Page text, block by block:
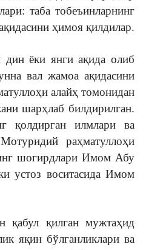
таба тобеъинларнинг
ҳимоя қилдилар.
ёки янги ақида олиб
вал жамоа ақидасини
алайҳ томонидан
шарҳлаб билдирилган.
қолдирган илмлари ва
раҳматуллоҳи
шогирдлари Имом Абу
устоз воситасида Имом
қабул қилган мужтаҳид
яқин бўлганликлари ва